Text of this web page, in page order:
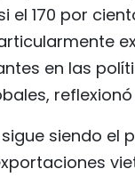
中文
РУССКИЙ
el 170 por
en las
reflexionó
siendo el